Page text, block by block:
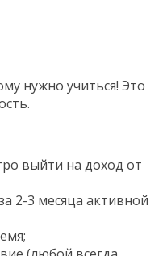
нужно учиться! Это
выйти на доход от
2-3 месяца активной